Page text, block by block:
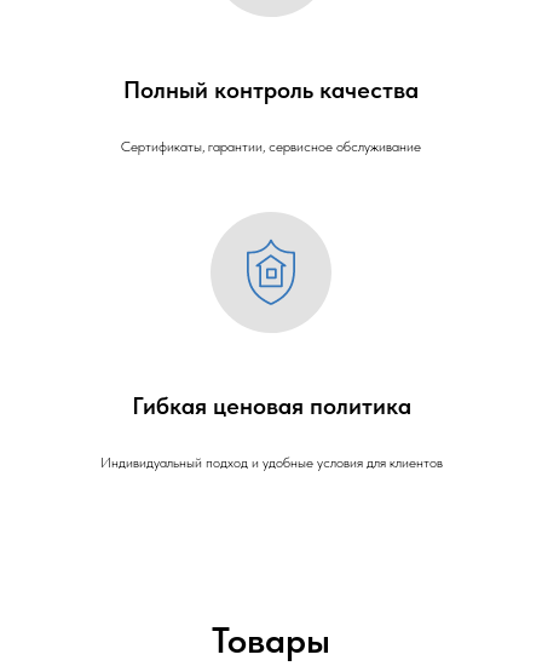
Полный контроль качества
Сертификаты, гарантии, сервисное обслуживание
Гибкая ценовая политика
Индивидуальный подход и удобные условия для клиентов
Товары